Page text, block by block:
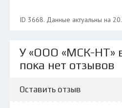
ID 3668. Данные актуальны на
У «ООО «МСК-НТ»
пока нет отзывов
Оставить отзыв